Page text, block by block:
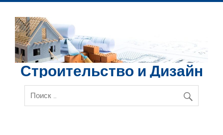
Перейти
содержимому
Строительство и Дизайн